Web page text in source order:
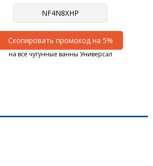
Скопировать промокод на 5%
на все чугунные ванны Универсал